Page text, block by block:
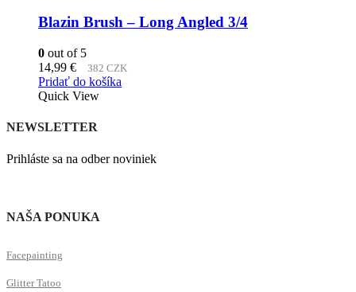
Blazin Brush – Long Angled 3/4
0 out of 5
14,99 € 382 CZK
Pridať do košíka
Quick View
NEWSLETTER
Prihláste sa na odber noviniek
NAŠA PONUKA
Facepainting
Glitter Tatoo